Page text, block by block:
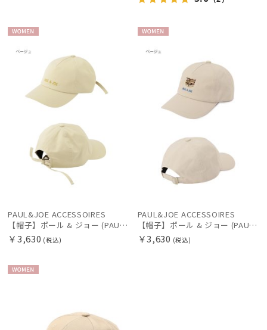
在庫表示
入荷状況
PAUL&JOE ACCESSOIRES
【帽子】ポール & ジョー (PAUL & JOE ACCESSOIRES) ロゴ刺繍 リボン キャップ 【公式ムーンバット】 レディース
￥3,630 (税込)
PAUL&JOE ACCESSOIRES
【帽子】ポール & ジョー (PAUL & JOE ACCESSOIRES) 猫 刺繍 無地 ギンガムチェック キャップ 【公式ムーンバット】 レディース
￥3,630 (税込)